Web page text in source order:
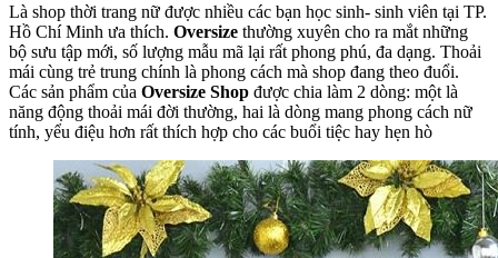
Là shop thời trang nữ được nhiều các bạn học sinh- sinh viên tại TP.
Hồ Chí Minh ưa thích. Oversize thường xuyên cho ra mắt những
bộ sưu tập mới, số lượng mẫu mã lại rất phong phú, đa dạng. Thoải
mái cùng trẻ trung chính là phong cách mà shop đang theo đuổi.
Các sản phẩm của Oversize Shop được chia làm 2 dòng: một là
năng động thoải mái đời thường, hai là dòng mang phong cách nữ
tính, yểu điệu hơn rất thích hợp cho các buổi tiệc hay hẹn hò